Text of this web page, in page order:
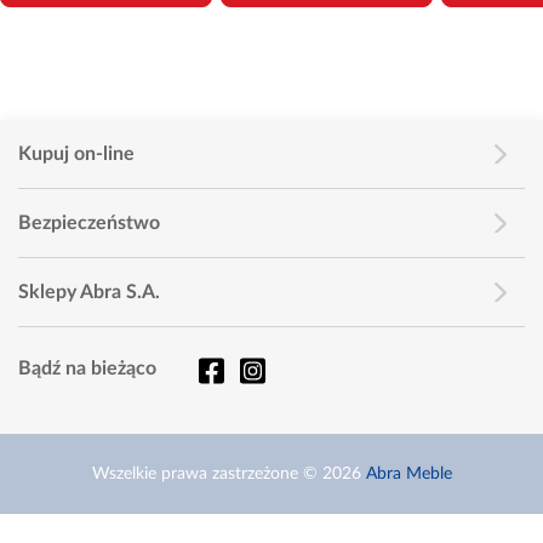
Kupuj on-line
Bezpieczeństwo
Sklepy Abra S.A.
Bądź na bieżąco
Wszelkie prawa zastrzeżone © 2026 Abra Meble